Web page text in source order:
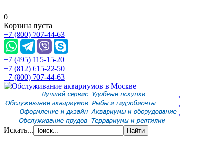
0
Корзина пуста
+7 (800) 707-44-63
+7 (495) 115-15-20
+7 (812) 615-22-50
+7 (800) 707-44-63
,
,
,
Искать...